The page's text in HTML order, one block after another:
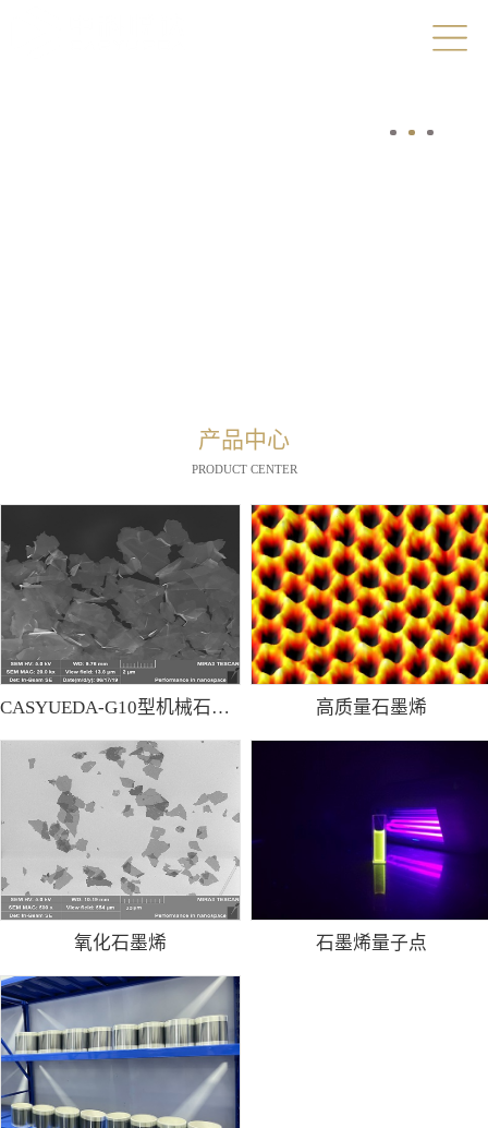
产品中心
PRODUCT CENTER
CASYUEDA-G10型机械石墨烯粉 高质量石墨烯
氧化石墨烯 石墨烯量子点